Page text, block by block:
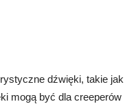
dźwięki, takie jak
mogą być dla creeperów